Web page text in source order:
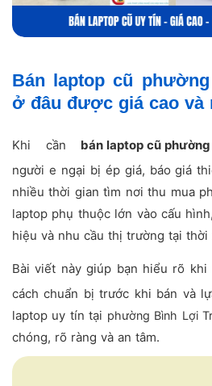
Bán laptop cũ
ở đâu được giá cao và
Khi cần bán laptop cũ
người e ngại bị ép giá, báo giá
nhiều thời gian tìm nơi thu mua
laptop phụ thuộc lớn vào cấu
hiệu và nhu cầu thị trường tại thời
Bài viết này giúp bạn hiểu rõ khi
cách chuẩn bị trước khi bán và
laptop uy tín tại phường Bình Lợi
chóng, rõ ràng và an tâm.